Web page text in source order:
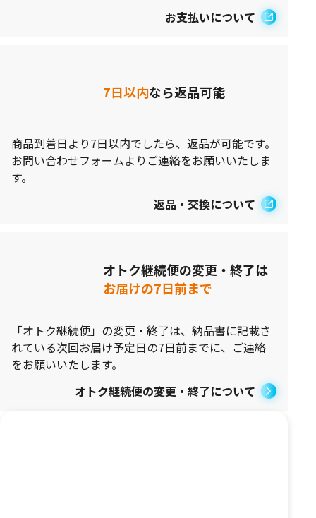
お支払いについて
7日以内なら返品可能
商品到着日より7日以内でしたら、返品が可能です。
お問い合わせフォームよりご連絡をお願いいたしま
す。
返品・交換について
オトク継続便の変更・終了は
お届けの7日前まで
「オトク継続便」の変更・終了は、納品書に記載さ
れている次回お届け予定日の7日前までに、ご連絡
をお願いいたします。
オトク継続便の変更・終了について